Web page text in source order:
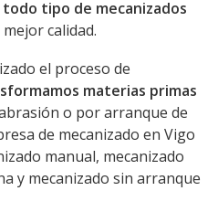
todo tipo de mecanizados
mejor calidad.
el proceso de
materias primas
o por arranque de
de mecanizado en Vigo
manual, mecanizado
y mecanizado sin arranque